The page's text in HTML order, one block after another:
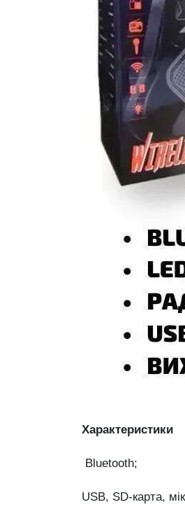
Характеристики
Bluetooth;
USB, SD-карта,